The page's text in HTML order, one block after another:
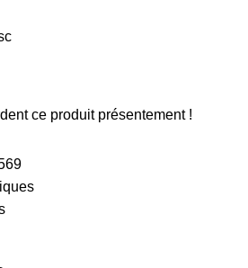
ce produit présentement !